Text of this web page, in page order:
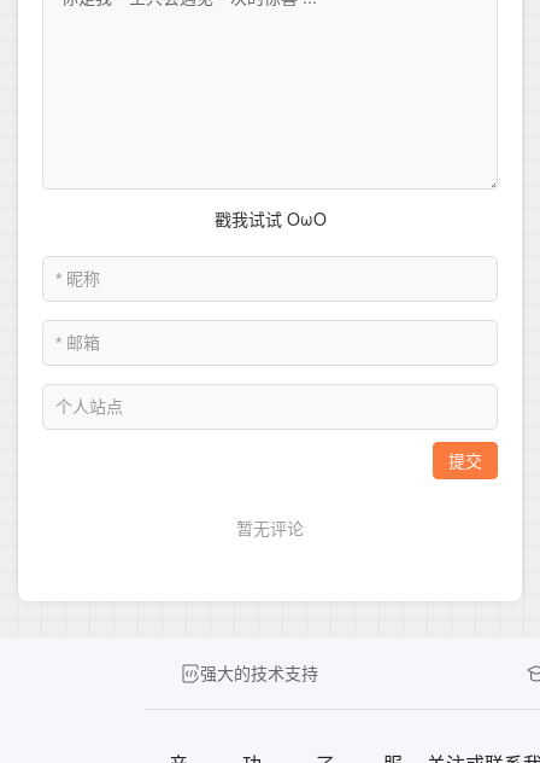
强大的技术支持